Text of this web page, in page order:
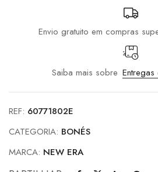
Envio gratuito em compras
Saiba mais sobre
REF: 60771802E
CATEGORIA: BONÉS
MARCA: NEW ERA